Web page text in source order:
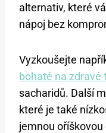
alternativ, které
nápoj bez
Vyzkoušejte
bohaté na zdravé
sacharidů. Další
které je také
jemnou